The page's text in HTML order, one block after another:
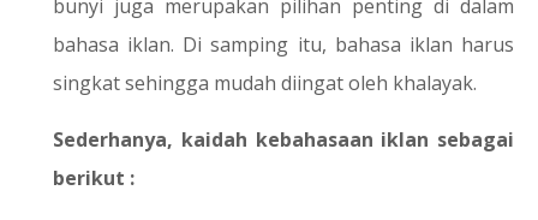
bunyi juga merupakan pilihan penting di dalam
bahasa iklan. Di samping itu, bahasa iklan harus
singkat sehingga mudah diingat oleh khalayak.
Sederhanya, kaidah kebahasaan iklan sebagai
berikut :